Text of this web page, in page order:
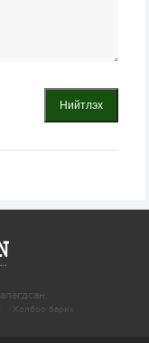
Нийтлэх
Холбоо барих